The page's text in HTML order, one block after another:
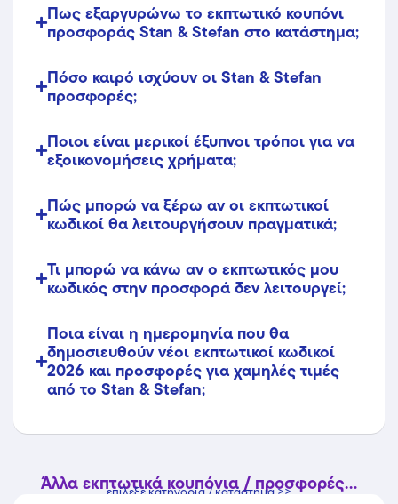
Πως εξαργυρώνω το εκπτωτικό κουπόνι
προσφοράς Stan & Stefan στο κατάστημα;
Πόσο καιρό ισχύουν οι Stan & Stefan
προσφορές;
Ποιοι είναι μερικοί έξυπνοι τρόποι για να
εξοικονομήσεις χρήματα;
Πώς μπορώ να ξέρω αν οι εκπτωτικοί
κωδικοί θα λειτουργήσουν πραγματικά;
Τι μπορώ να κάνω αν ο εκπτωτικός μου
κωδικός στην προσφορά δεν λειτουργεί;
Ποια είναι η ημερομηνία που θα
δημοσιευθούν νέοι εκπτωτικοί κωδικοί
2026 και προσφορές για χαμηλές τιμές
από το Stan & Stefan;
Άλλα εκπτωτικά κουπόνια / προσφορές...
επίλεξε κατηγορία / κατάστημα >>